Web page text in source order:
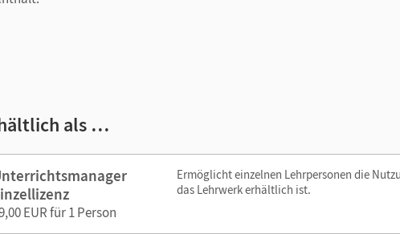
mit Lösungen, Bewertungsbogen und Erwartungshorizont
des Themas, zur Textentlastung, zum Sprechen und
Sprachaufbau
als …
EUR für 1 Person
Ermöglicht einzelnen Lehrpersonen die
das Lehrwerk erhältlich ist.